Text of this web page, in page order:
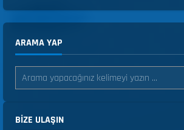
ARAMA YAP
BIZE ULAŞIN